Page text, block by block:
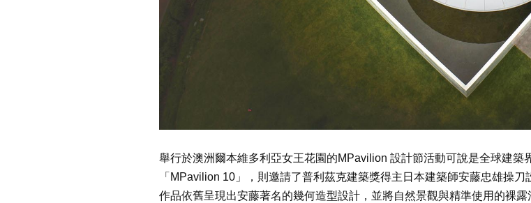
舉行於澳洲爾本維多利亞女王花園的MPavilion 設計節活動可說是全球建築
「MPavilion 10」，則邀請了普利茲克建築獎得主日本建築師安藤忠雄操
作品依舊呈現出安藤著名的幾何造型設計，並將自然景觀與精準使用的裸